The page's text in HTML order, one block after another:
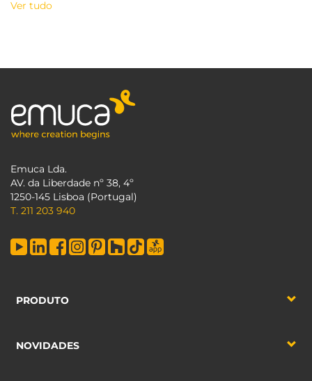
Ver tudo
Emuca Lda.
AV. da Liberdade nº 38, 4º
1250-145 Lisboa (Portugal)
T. 211 203 940
PRODUTO
NOVIDADES